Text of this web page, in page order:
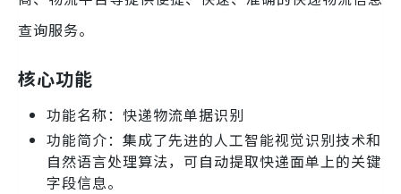
查询服务。
核心功能
功能名称：快递物流单据识别
功能简介：集成了先进的人工智能视觉识别技术和
自然语言处理算法，可自动提取快递面单上的关键
字段信息。